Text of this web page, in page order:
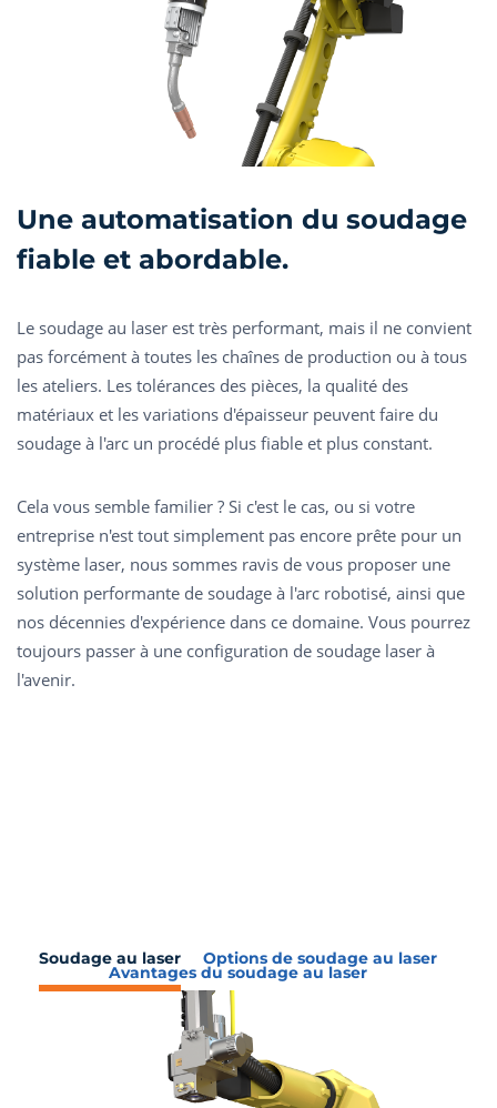
Une automatisation du soudage
fiable et abordable.
Le soudage au laser est très performant, mais il ne convient
pas forcément à toutes les chaînes de production ou à tous
les ateliers. Les tolérances des pièces, la qualité des
matériaux et les variations d'épaisseur peuvent faire du
soudage à l'arc un procédé plus fiable et plus constant.
Cela vous semble familier ? Si c'est le cas, ou si votre
entreprise n'est tout simplement pas encore prête pour un
système laser, nous sommes ravis de vous proposer une
solution performante de soudage à l'arc robotisé, ainsi que
nos décennies d'expérience dans ce domaine. Vous pourrez
toujours passer à une configuration de soudage laser à
l'avenir.
Soudage au laser Options de soudage au laser
Avantages du soudage au laser